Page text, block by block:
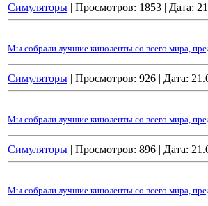
Cимуляторы | Просмотров: 1853 | Дата:
Мы собрали лучшие киноленты со всего мира,
Cимуляторы | Просмотров: 926 | Дата:
Мы собрали лучшие киноленты со всего мира,
Cимуляторы | Просмотров: 896 | Дата:
Мы собрали лучшие киноленты со всего мира,